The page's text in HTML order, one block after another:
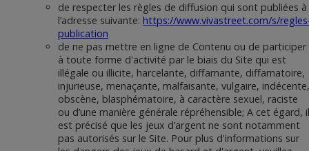
de respecter les règles de diffusion qui sont publiées à
l’adresse suivante: https://www.vivastreet.com/s/
publication
de ne pas mettre en ligne de Contenu ou de participer
à toute forme d'activité par le biais du Site qui est
illégale ou illicite, harcelante, diffamante, diffamatoire,
injurieuse, menaçante, malfaisante, vulgaire, indécente,
obscène, blasphématoire, à caractère sexuel, raciste
ou d’une manière générale répréhensible; A cet égard, il
est précisé que les jeux d’argent ne sont notamment
pas autorisés sur le Site. Pour plus d'informations sur